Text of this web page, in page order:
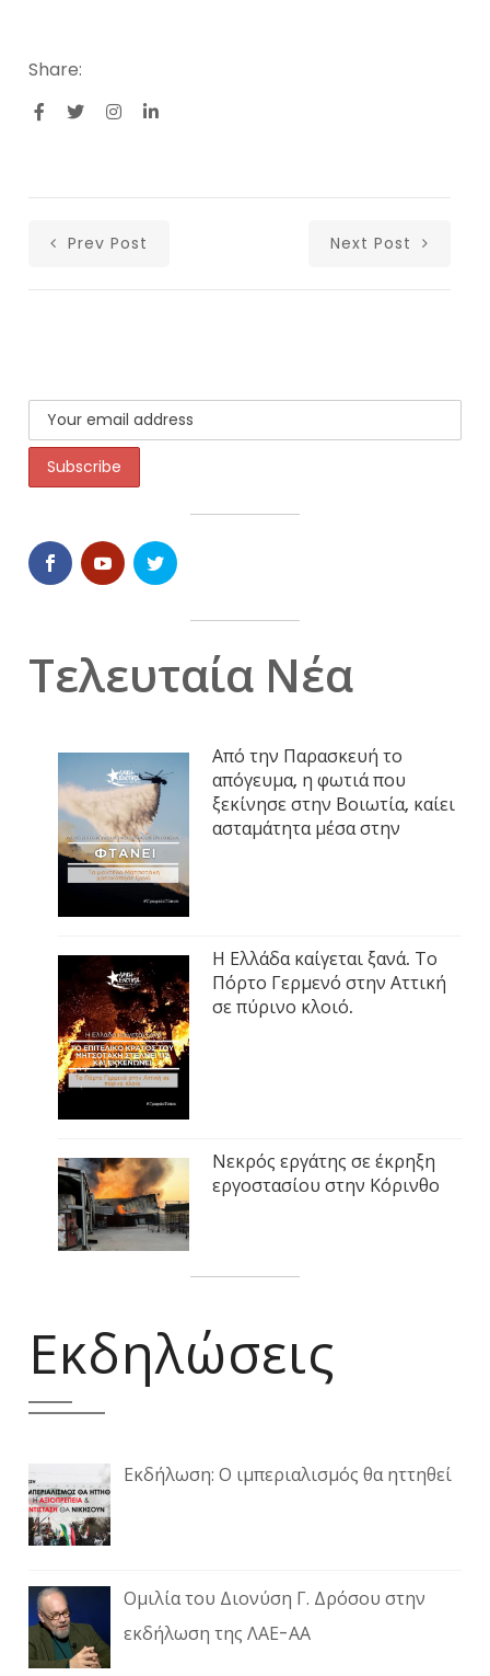
Share:
Prev Post Next Post
Τελευταία Νέα
Από την Παρασκευή το
απόγευμα, η φωτιά που
ξεκίνησε στην Βοιωτία, καίει
ασταμάτητα μέσα στην
Η Ελλάδα καίγεται ξανά. Το
Πόρτο Γερμενό στην Αττική
σε πύρινο κλοιό.
Νεκρός εργάτης σε έκρηξη
εργοστασίου στην Κόρινθο
Εκδηλώσεις
Εκδήλωση: Ο ιμπεριαλισμός θα ηττηθεί
Ομιλία του Διονύση Γ. Δρόσου στην
εκδήλωση της ΛΑΕ-ΑΑ